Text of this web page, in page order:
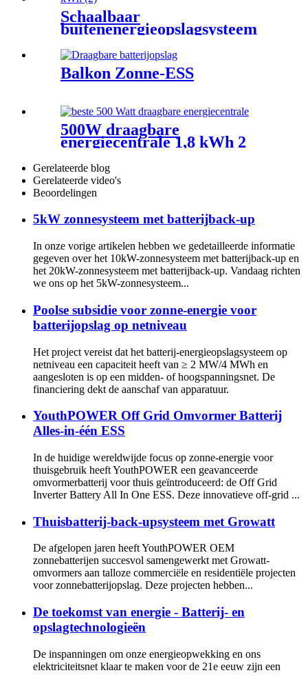
Schaalbaar
buitenenergieopslagsysteem
Balkon Zonne-ESS
500W draagbare
energiecentrale 1,8 kWh 2
kWh UPS back-upvoeding
Gerelateerde blog
Gerelateerde video's
Beoordelingen
5kW zonnesysteem met batterijback-up
In onze vorige artikelen hebben we gedetailleerde informatie
gegeven over het 10kW-zonnesysteem met batterijback-up en
het 20kW-zonnesysteem met batterijback-up. Vandaag richten
we ons op het 5kW-zonnesysteem...
Poolse subsidie voor zonne-energie voor
batterijopslag op netniveau
Het project vereist dat het batterij-energieopslagsysteem op
netniveau een capaciteit heeft van ≥ 2 MW/4 MWh en
aangesloten is op een midden- of hoogspanningsnet. De
financiering dekt de aanschaf van apparatuur.
YouthPOWER Off Grid Omvormer Batterij
Alles-in-één ESS
In de huidige wereldwijde focus op zonne-energie voor
thuisgebruik heeft YouthPOWER een geavanceerde
omvormerbatterij voor thuis geïntroduceerd: de Off Grid
Inverter Battery All In One ESS. Deze innovatieve off-grid ...
Thuisbatterij-back-upsysteem met Growatt
De afgelopen jaren heeft YouthPOWER OEM
zonnebatterijen succesvol samengewerkt met Growatt-
omvormers aan talloze commerciële en residentiële projecten
voor zonnebatterijopslag. Deze projecten hebben...
De toekomst van energie - Batterij- en
opslagtechnologieën
De inspanningen om onze energieopwekking en ons
elektriciteitsnet klaar te maken voor de 21e eeuw zijn een